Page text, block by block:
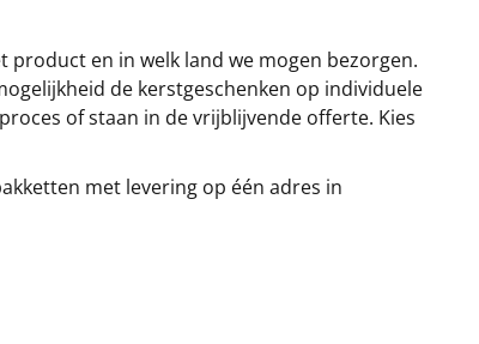
product en in welk land we mogen bezorgen.
de kerstgeschenken op individuele
of staan in de vrijblijvende offerte. Kies
met levering op één adres in